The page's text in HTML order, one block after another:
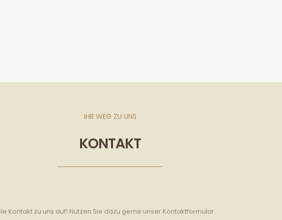
IHR WEG ZU UNS
KONTAKT
Kontakt zu uns auf! Nutzen Sie dazu gerne unser Kontaktformular.